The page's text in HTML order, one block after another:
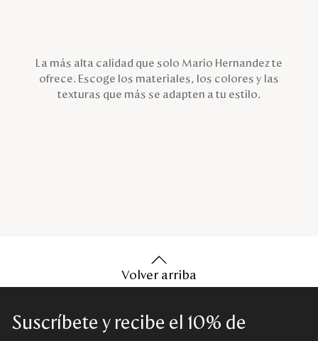
La más alta calidad que solo Mario Hernandez te
ofrece. Escoge los materiales, los colores y las
texturas que más se adapten a tu estilo.
Volver arriba
Suscríbete y recibe el 10% de